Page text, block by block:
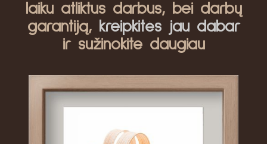
laiku atliktus darbus, bei darbų
garantiją, kreipkitės jau dabar
ir sužinokite daugiau